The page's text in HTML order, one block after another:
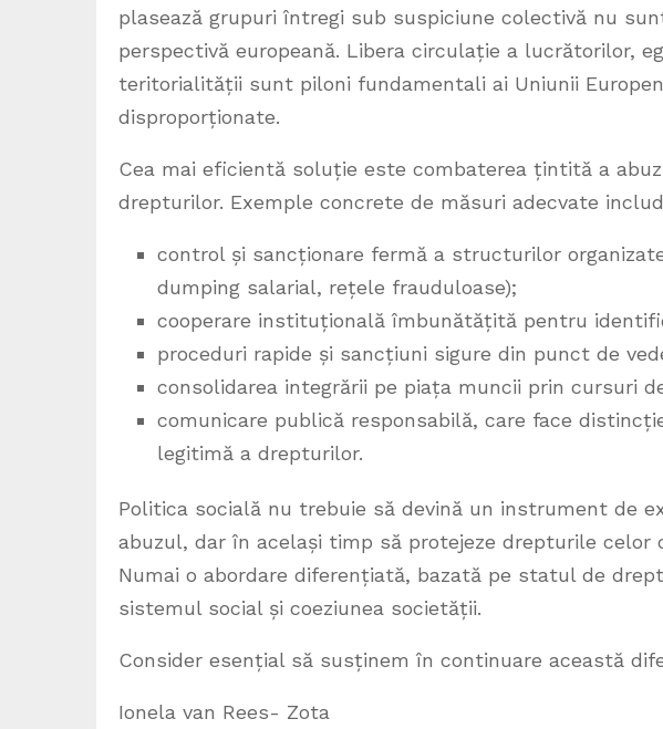
plasează grupuri întregi sub suspiciune colectivă nu
perspectivă europeană. Libera circulație a lucrătorilor,
teritorialității sunt piloni fundamentali ai Uniunii
disproporționate.
Cea mai eficientă soluție este combaterea țintită a
drepturilor. Exemple concrete de măsuri adecvate
control și sancționare fermă a structurilor
dumping salarial, rețele frauduloase);
cooperare instituțională îmbunătățită pentru
proceduri rapide și sancțiuni sigure din punct de
consolidarea integrării pe piața muncii prin cursuri
comunicare publică responsabilă, care face
legitimă a drepturilor.
Politica socială nu trebuie să devină un instrument de
abuzul, dar în același timp să protejeze drepturile celor
Numai o abordare diferențiată, bazată pe statul de
sistemul social și coeziunea societății.
Consider esențial să susținem în continuare această
Ionela van Rees- Zota